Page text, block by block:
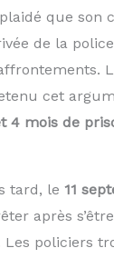
que son
de la
cet
4 mois de
tard, le 11
après
Les policiers